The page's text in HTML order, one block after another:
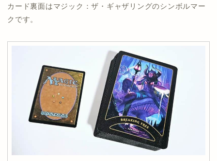
カード裏面はマジック：ザ・ギャザリングのシンボルマー
クです。